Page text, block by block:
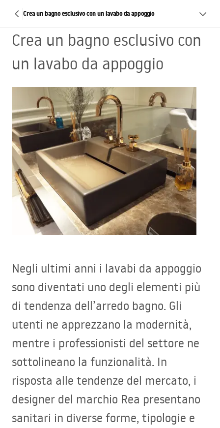
Crea un bagno esclusivo con un lavabo da appoggio
Crea un bagno esclusivo con
un lavabo da appoggio
Negli ultimi anni i lavabi da appoggio
sono diventati uno degli elementi più
di tendenza dell’arredo bagno. Gli
utenti ne apprezzano la modernità,
mentre i professionisti del settore ne
sottolineano la funzionalità. In
risposta alle tendenze del mercato, i
designer del marchio Rea presentano
sanitari in diverse forme, tipologie e